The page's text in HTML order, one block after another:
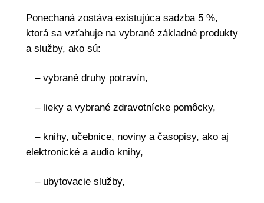
Ponechaná zostáva existujúca sadzba 5 %,
ktorá sa vzťahuje na vybrané základné produkty
a služby, ako sú:
– vybrané druhy potravín,
– lieky a vybrané zdravotnícke pomôcky,
– knihy, učebnice, noviny a časopisy, ako aj
elektronické a audio knihy,
– ubytovacie služby,